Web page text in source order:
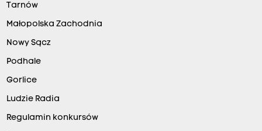
Tarnów
Małopolska Zachodnia
Nowy Sącz
Podhale
Gorlice
Ludzie Radia
Regulamin konkursów